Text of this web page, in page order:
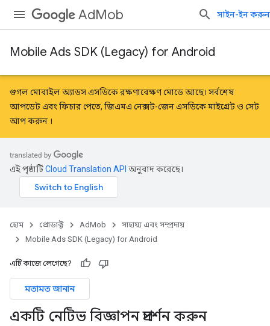
AdMob সাইন-ইন করুন
Mobile Ads SDK (Legacy) for Android
গুগল মোবাইল অ্যাডস এসডিকে রক্ষণাবেক্ষণ মোডে আছে। সর্বশেষ
আপডেট এবং ফিচার পেতে, জিএমএ নেক্সট-জেন এসডিকেমাইগ্রেটও সেট
আপ করুন ।
এই পৃষ্ঠাটিCloud Translation API অনুবাদ করেছে।
হোম প্রোডাক্ট AdMob
সাহায্য এবং সম্প্রদায়
Mobile Ads SDK (Legacy) for Android
এটি কাজে লেগেছে?
মতামত জানান
একটি নেটিভ বিজ্ঞাপন প্রদর্শন করুন